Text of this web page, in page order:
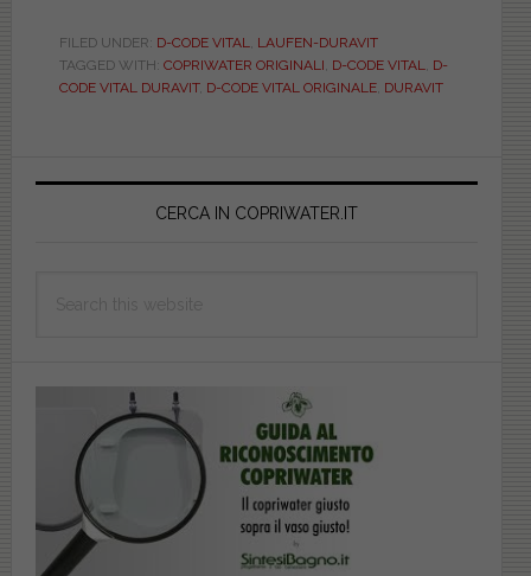
VITAL.
FILED UNDER: D-CODE VITAL
LAUFEN-DURAVIT
TAGGED WITH: COPRIWATER ORIGINALI D-CODE VITAL
D-
CODE VITAL DURAVIT, D-CODE VITAL ORIGINALE, DURAVIT
Primary
CERCA IN COPRIWATER.IT